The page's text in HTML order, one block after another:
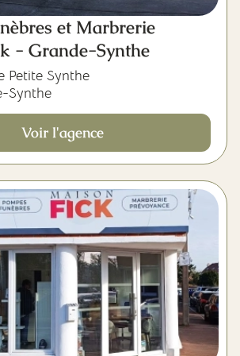
et Marbrerie
- Grande-Synthe
Petite Synthe
Synthe
Voir l'agence